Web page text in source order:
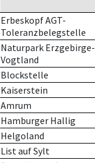
Erbeskopf AGT-
Toleranzbelegstelle
Naturpark Erzgebirge-
Vogtland
Blockstelle
Kaiserstein
Amrum
Hamburger Hallig
Helgoland
List auf Sylt